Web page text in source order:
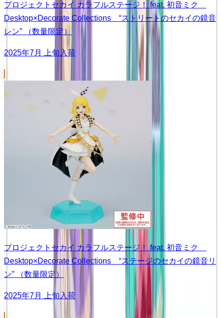
プロジェクトセカイ カラフルステージ！ feat. 初音ミク
Desktop×Decorate Collections “ストリートのセカイの鏡音
レン” （数量限定）
2025年7月 上旬入荷
プロジェクトセカイ カラフルステージ！ feat. 初音ミク
Desktop×Decorate Collections “ステージのセカイの鏡音リ
ン” （数量限定）
2025年7月 上旬入荷